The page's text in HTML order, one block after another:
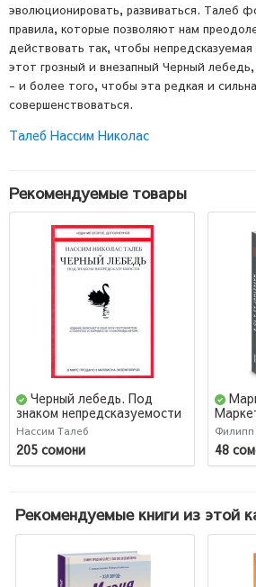
эволюционировать, развиваться. Талеб
правила, которые позволяют нам
действовать так, чтобы
этот грозный и внезапный Черный
- и более того, чтобы эта редкая и
совершенствоваться.
Талеб Нассим Николас
Рекомендуемые товары
Черный лебедь. Под
знаком непредсказуемости
Нассим Талеб
205 сомони
Филипп
48
Рекомендуемые книги из этой